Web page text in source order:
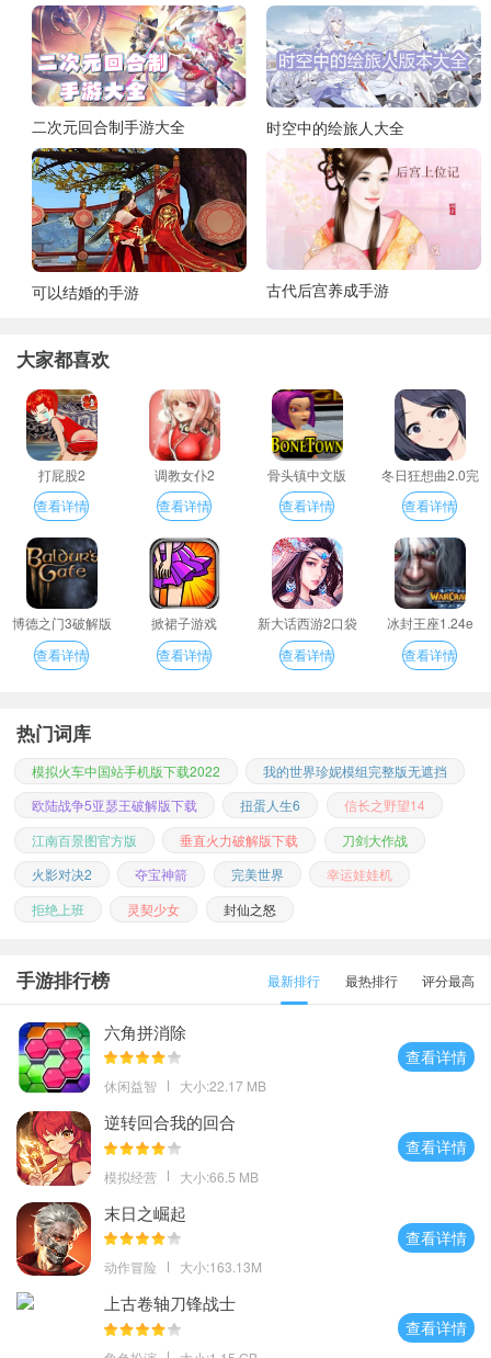
二次元回合制手游大全 时空中的绘旅人大全
可以结婚的手游 古代后宫养成手游
大家都喜欢
打屁股2
查看详情
调教女仆2
查看详情
骨头镇中文版
查看详情
冬日狂想曲2.0完
整汉化版
查看详情
博德之门3破解版
查看详情
掀裙子游戏
查看详情
新大话西游2口袋
版
查看详情
冰封王座1.24e
查看详情
热门词库
模拟火车中国站手机版下载2022
我的世界珍妮模组完整版无遮挡
欧陆战争5亚瑟王破解版下载
扭蛋人生6
信长之野望14
江南百景图官方版
垂直火力破解版下载
刀剑大作战
火影对决2
夺宝神箭 完美世界
幸运娃娃机
拒绝上班
灵契少女 封仙之怒
手游排行榜 最新排行 最热排行 评分最高
六角拼消除
休闲益智 大小:22.17 MB
查看详情
逆转回合我的回合
模拟经营 大小:66.5 MB
查看详情
末日之崛起
动作冒险 大小:163.13M
查看详情
上古卷轴刀锋战士
查看详情